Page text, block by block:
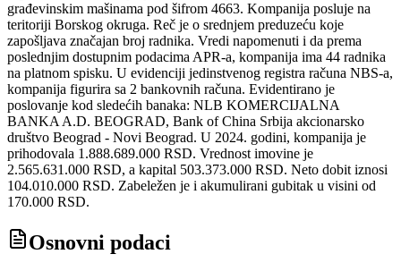
građevinskim mašinama pod šifrom 4663. Kompanija posluje na
teritoriji Borskog okruga. Reč je o srednjem preduzeću koje
zapošljava značajan broj radnika. Vredi napomenuti i da prema
poslednjim dostupnim podacima APR-a, kompanija ima 44 radnika
na platnom spisku. U evidenciji jedinstvenog registra računa NBS-a,
kompanija figurira sa 2 bankovnih računa. Evidentirano je
poslovanje kod sledećih banaka: NLB KOMERCIJALNA
BANKA A.D. BEOGRAD, Bank of China Srbija akcionarsko
društvo Beograd - Novi Beograd. U 2024. godini, kompanija je
prihodovala 1.888.689.000 RSD. Vrednost imovine je
2.565.631.000 RSD, a kapital 503.373.000 RSD. Neto dobit iznosi
104.010.000 RSD. Zabeležen je i akumulirani gubitak u visini od
170.000 RSD.
Osnovni podaci